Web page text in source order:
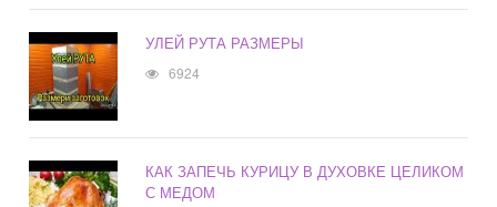
УЛЕЙ РУТА РАЗМЕРЫ
6924
КАК ЗАПЕЧЬ КУРИЦУ В ДУХОВКЕ ЦЕЛИКОМ
С МЕДОМ